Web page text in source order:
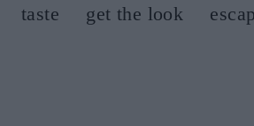
taste get the look